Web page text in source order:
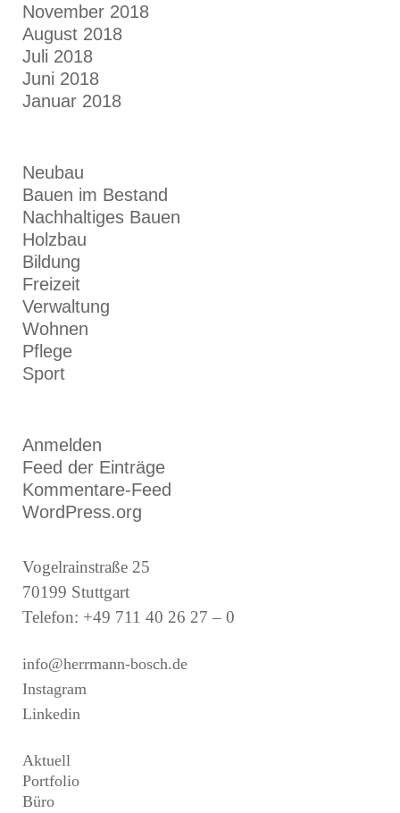
November 2018
August 2018
Juli 2018
Juni 2018
Januar 2018
Neubau
Bauen im Bestand
Nachhaltiges Bauen
Holzbau
Bildung
Freizeit
Verwaltung
Wohnen
Pflege
Sport
Anmelden
Feed der Einträge
Kommentare-Feed
WordPress.org
Vogelrainstraße 25
70199 Stuttgart
Telefon: +49 711 40 26 27 – 0
info@herrmann-bosch.de
Instagram
Linkedin
Aktuell
Portfolio
Büro